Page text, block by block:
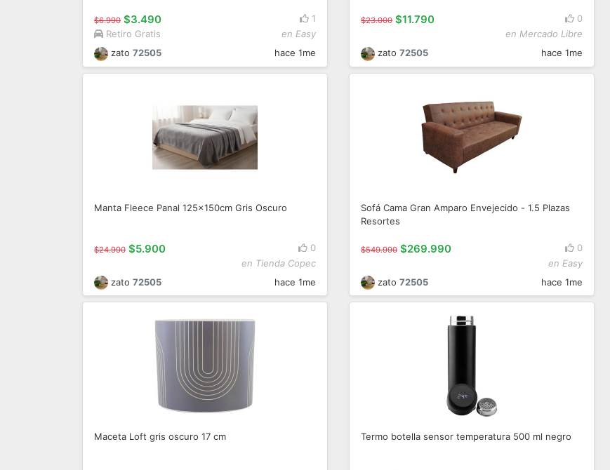
$6.990 $3.490
1
Retiro Gratis
en Easy
zato 72505 hace 1me
$23.000 $11.790
0
en Mercado Libre
zato 72505 hace 1me
Manta Fleece Panal 125x150cm Gris Oscuro
$24.990 $5.900
0
en Tienda Copec
zato 72505 hace 1me
Sofá Cama Gran Amparo Envejecido - 1.5 Plazas
Resortes
$549.990 $269.990
0
en Easy
zato 72505 hace 1me
Maceta Loft gris oscuro 17 cm Termo botella sensor temperatura 500 ml negro